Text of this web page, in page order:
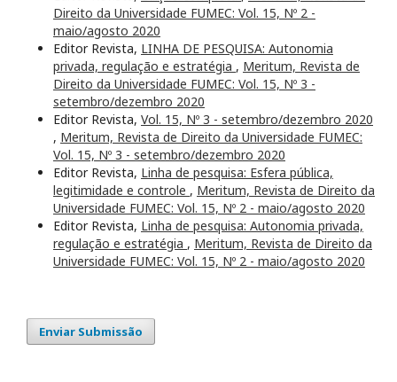
Direito da Universidade FUMEC: Vol. 15, Nº 2 -
maio/agosto 2020
Editor Revista, LINHA DE PESQUISA: Autonomia
privada, regulação e estratégia , Meritum, Revista de
Direito da Universidade FUMEC: Vol. 15, Nº 3 -
setembro/dezembro 2020
Editor Revista, Vol. 15, Nº 3 - setembro/dezembro 2020
, Meritum, Revista de Direito da Universidade FUMEC:
Vol. 15, Nº 3 - setembro/dezembro 2020
Editor Revista, Linha de pesquisa: Esfera pública,
legitimidade e controle , Meritum, Revista de Direito da
Universidade FUMEC: Vol. 15, Nº 2 - maio/agosto 2020
Editor Revista, Linha de pesquisa: Autonomia privada,
regulação e estratégia , Meritum, Revista de Direito da
Universidade FUMEC: Vol. 15, Nº 2 - maio/agosto 2020
Enviar Submissão